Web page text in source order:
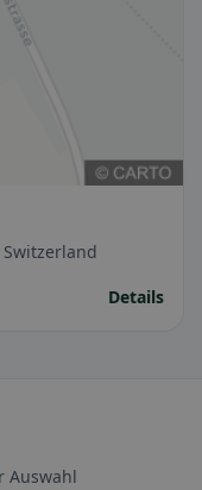
Details
Auswahl